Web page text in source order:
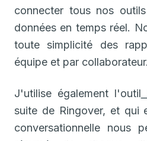
connecter tous nos
données en temps réel.
toute simplicité des
équipe et par collaborateur.
J'utilise également l'outil
suite de Ringover, et qui
conversationnelle nous